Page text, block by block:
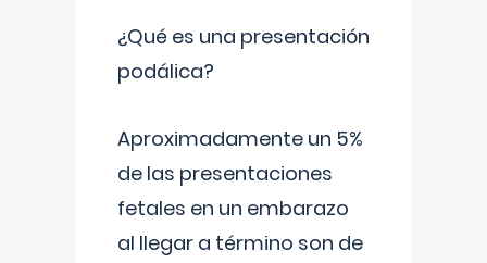
¿Qué es una presentación
podálica?
Aproximadamente un 5%
de las presentaciones
fetales en un embarazo
al llegar a término son de